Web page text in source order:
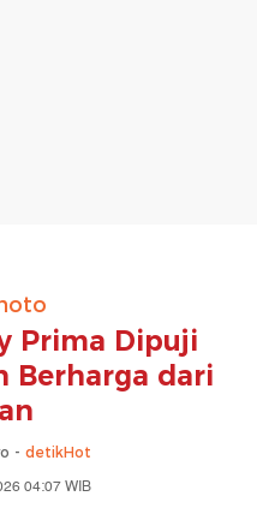
Prima Dipuji
Berharga dari
- detikHot
04:07 WIB